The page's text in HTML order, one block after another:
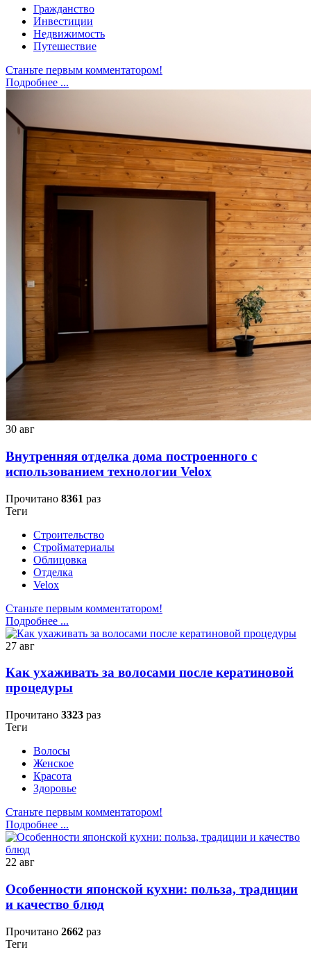
Гражданство
Инвестиции
Недвижимость
Путешествие
Станьте первым комментатором!
Подробнее ...
30 авг
Внутренняя отделка дома построенного с
использованием технологии Velox
Прочитано 8361 раз
Теги
Строительство
Стройматериалы
Облицовка
Отделка
Velox
Станьте первым комментатором!
Подробнее ...
27 авг
Как ухаживать за волосами после кератиновой
процедуры
Прочитано 3323 раз
Теги
Волосы
Женское
Красота
Здоровье
Станьте первым комментатором!
Подробнее ...
22 авг
Особенности японской кухни: польза, традиции
и качество блюд
Прочитано 2662 раз
Теги